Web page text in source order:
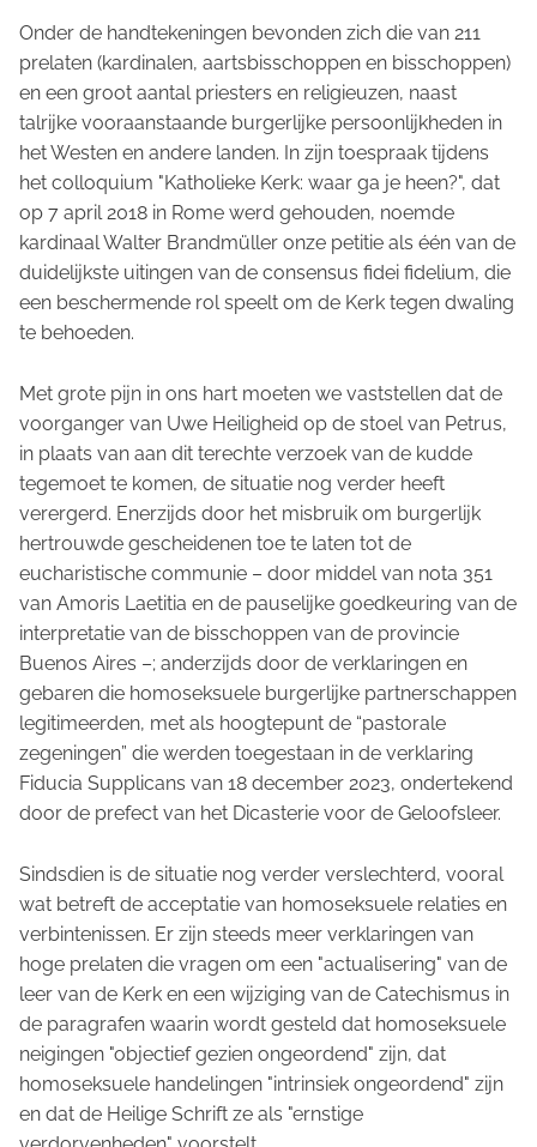
Onder de handtekeningen bevonden zich die van 211
prelaten (kardinalen, aartsbisschoppen en bisschoppen)
en een groot aantal priesters en religieuzen, naast
talrijke vooraanstaande burgerlijke persoonlijkheden in
het Westen en andere landen. In zijn toespraak tijdens
het colloquium "Katholieke Kerk: waar ga je heen?", dat
op 7 april 2018 in Rome werd gehouden, noemde
kardinaal Walter Brandmüller onze petitie als één van de
duidelijkste uitingen van de consensus fidei fidelium, die
een beschermende rol speelt om de Kerk tegen dwaling
te behoeden.
Met grote pijn in ons hart moeten we vaststellen dat de
voorganger van Uwe Heiligheid op de stoel van Petrus,
in plaats van aan dit terechte verzoek van de kudde
tegemoet te komen, de situatie nog verder heeft
verergerd. Enerzijds door het misbruik om burgerlijk
hertrouwde gescheidenen toe te laten tot de
eucharistische communie – door middel van nota 351
van Amoris Laetitia en de pauselijke goedkeuring van de
interpretatie van de bisschoppen van de provincie
Buenos Aires –; anderzijds door de verklaringen en
gebaren die homoseksuele burgerlijke partnerschappen
legitimeerden, met als hoogtepunt de “pastorale
zegeningen” die werden toegestaan in de verklaring
Fiducia Supplicans van 18 december 2023, ondertekend
door de prefect van het Dicasterie voor de Geloofsleer.
Sindsdien is de situatie nog verder verslechterd, vooral
wat betreft de acceptatie van homoseksuele relaties en
verbintenissen. Er zijn steeds meer verklaringen van
hoge prelaten die vragen om een "actualisering" van de
leer van de Kerk en een wijziging van de Catechismus in
de paragrafen waarin wordt gesteld dat homoseksuele
neigingen "objectief gezien ongeordend" zijn, dat
homoseksuele handelingen "intrinsiek ongeordend" zijn
en dat de Heilige Schrift ze als "ernstige